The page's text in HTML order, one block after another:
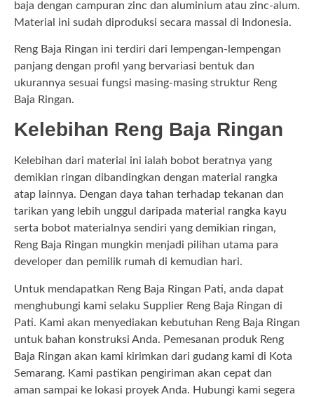
baja dengan campuran zinc dan aluminium atau zinc-alum.
Material ini sudah diproduksi secara massal di Indonesia.
Reng Baja Ringan ini terdiri dari lempengan-lempengan
panjang dengan profil yang bervariasi bentuk dan
ukurannya sesuai fungsi masing-masing struktur Reng
Baja Ringan.
Kelebihan Reng Baja Ringan
Kelebihan dari material ini ialah bobot beratnya yang
demikian ringan dibandingkan dengan material rangka
atap lainnya. Dengan daya tahan terhadap tekanan dan
tarikan yang lebih unggul daripada material rangka kayu
serta bobot materialnya sendiri yang demikian ringan,
Reng Baja Ringan mungkin menjadi pilihan utama para
developer dan pemilik rumah di kemudian hari.
Untuk mendapatkan Reng Baja Ringan Pati, anda dapat
menghubungi kami selaku Supplier Reng Baja Ringan di
Pati. Kami akan menyediakan kebutuhan Reng Baja Ringan
untuk bahan konstruksi Anda. Pemesanan produk Reng
Baja Ringan akan kami kirimkan dari gudang kami di Kota
Semarang. Kami pastikan pengiriman akan cepat dan
aman sampai ke lokasi proyek Anda. Hubungi kami segera